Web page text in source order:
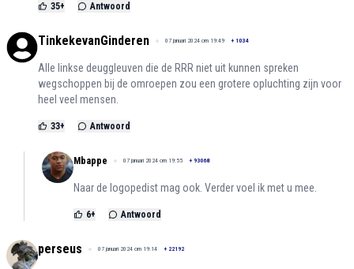
35+ Antwoord
TinkekevanGinderen 07 januari 2024 om 19:49 + 1034
Alle linkse deuggleuven die de RRR niet uit kunnen spreken
wegschoppen bij de omroepen zou een grotere opluchting zijn voor
heel veel mensen.
33+ Antwoord
Mbappe 07 januari 2024 om 19:55 + 93068
Naar de logopedist mag ook. Verder voel ik met u mee.
6+ Antwoord
perseus 07 januari 2024 om 19:14 + 22192